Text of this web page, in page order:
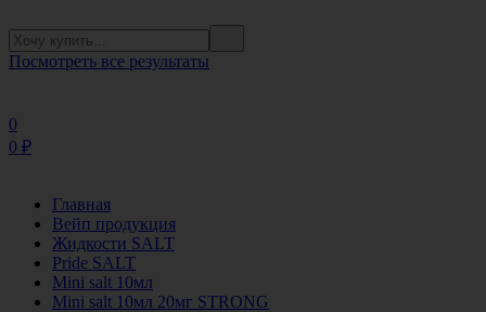
Посмотреть все результаты
0
0 ₽
Главная
Вейп продукция
Жидкости SALT
Pride SALT
Mini salt 10мл
Mini salt 10мл 20мг STRONG